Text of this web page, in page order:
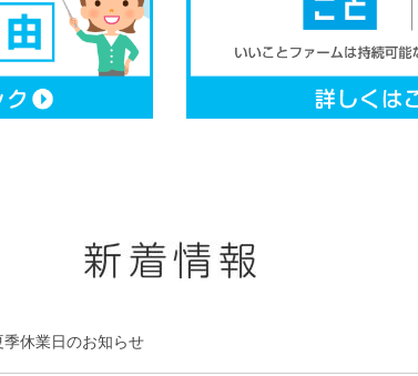
季休業日のお知らせ